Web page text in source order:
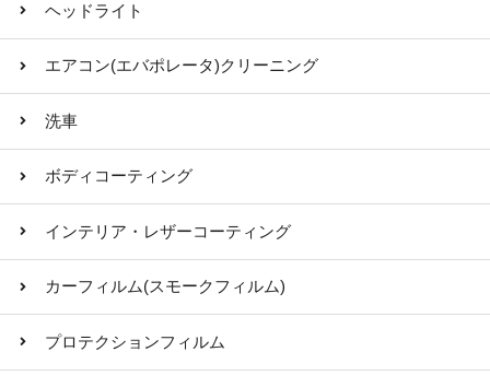
ヘッドライト
エアコン(エバポレータ)クリーニング
洗車
ボディコーティング
インテリア・レザーコーティング
カーフィルム(スモークフィルム)
プロテクションフィルム